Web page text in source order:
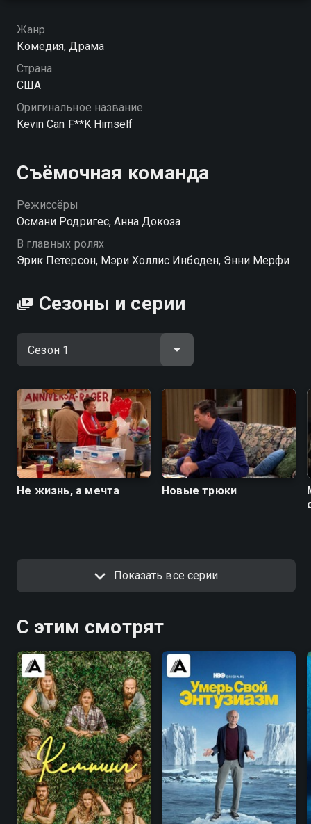
Жанр
Комедия, Драма
Страна
США
Оригинальное название
Kevin Can F**K Himself
Съёмочная команда
Режиссёры
Османи Родригес, Анна Докоза
В главных ролях
Эрик Петерсон, Мэри Холлис Инбоден, Энни Мерфи
Сезоны и серии
Не жизнь, а мечта Новые трюки
Показать все серии
С этим смотрят